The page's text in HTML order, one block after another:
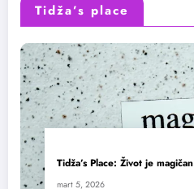
Tidža’s place
Tidža’s Place: Život je magičan
mart 5, 2026